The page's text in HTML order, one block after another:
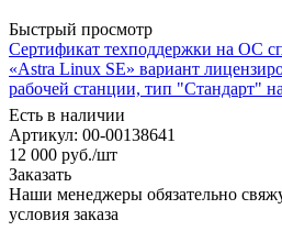
Быстрый просмотр
Сертификат техподдержки на ОС
«Astra Linux SE» вариант
рабочей станции, тип "Стандарт"
Есть в наличии
Артикул: 00-00138641
12 000 руб./шт
Заказать
Наши менеджеры обязательно
условия заказа